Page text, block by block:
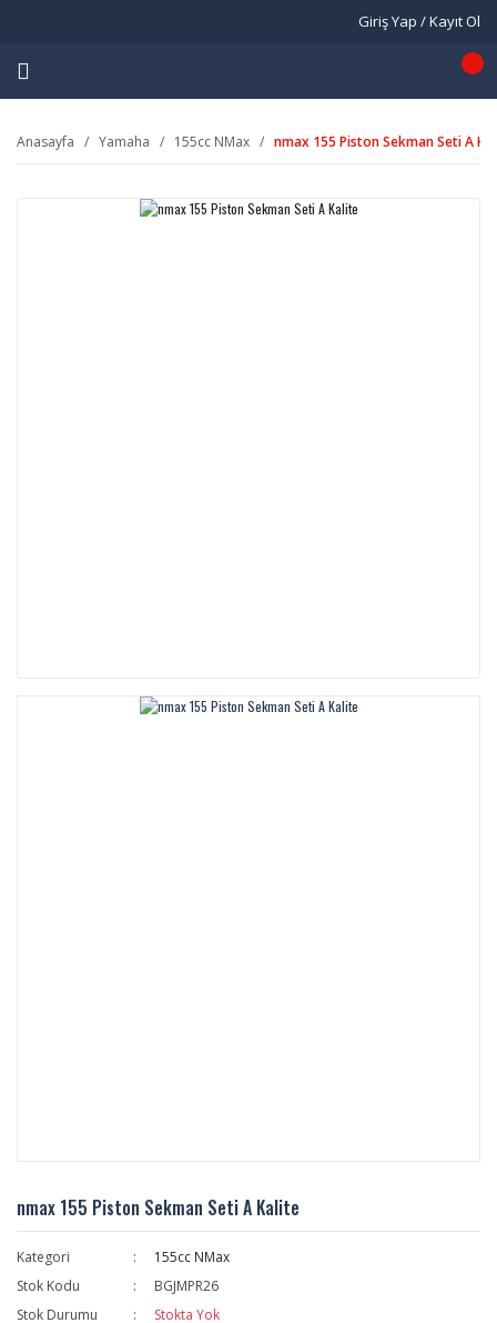
Giriş Yap / Kayıt Ol
Anasayfa Yamaha 155cc NMax nmax 155 Piston Sekman Seti A
nmax 155 Piston Sekman Seti A Kalite
Kategori
155cc NMax
Stok Kodu
BGJMPR26
Stok Durumu
Stokta Yok